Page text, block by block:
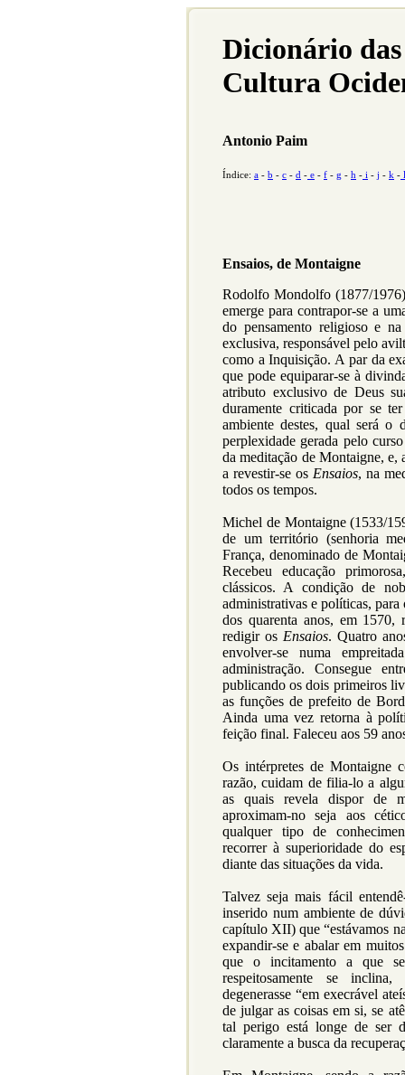
Dicionário
Cultura
Antonio Paim
Índice: a - b - c - d - e - f - g - h - i - j - k - l
Ensaios, de Montaigne
Rodolfo Mondolfo (1877/
emerge para contrapor-se a
do pensamento religioso e
exclusiva, responsável pelo
como a Inquisição. A par da
que pode equiparar-se à
atributo exclusivo de Deus
duramente criticada por se
ambiente destes, qual será o
perplexidade gerada pelo
da meditação de Montaigne, e,
a revestir-se os Ensaios, na
todos os tempos.
Michel de Montaigne (1533/
de um território (senhoria
França, denominado de
Recebeu educação
clássicos. A condição de
administrativas e políticas, para
dos quarenta anos, em 1570,
redigir os Ensaios. Quatro
envolver-se numa
administração. Consegue
publicando os dois primeiros
as funções de prefeito de
Ainda uma vez retorna à
feição final. Faleceu aos 59
Os intérpretes de Montaigne
razão, cuidam de filia-lo a
as quais revela dispor de
aproximam-no seja aos
qualquer tipo de
recorrer à superioridade do
diante das situações da vida.
Talvez seja mais fácil
inserido num ambiente de
capítulo XII) que “estávamos
expandir-se e abalar em
que o incitamento a que
respeitosamente se
degenerasse “em execrável
de julgar as coisas em si, se
tal perigo está longe de ser
claramente a busca da